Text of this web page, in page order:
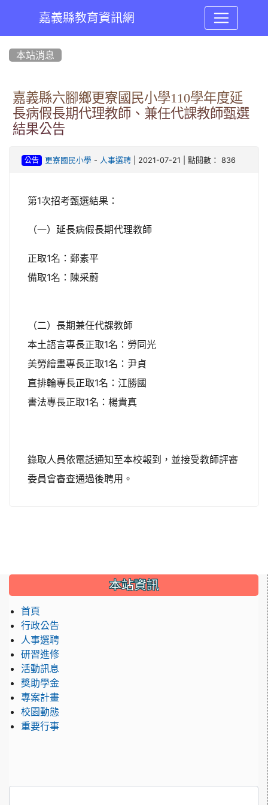
嘉義縣教育資訊網
本站消息
嘉義縣六腳鄉更寮國民小學110學年度延
長病假長期代理教師、兼任代課教師甄選
結果公告
公告 更寮國民小學- 人事選聘| 2021-07-21 | 點閱數： 836
第1次招考甄選結果：
（一）延長病假長期代理教師
正取1名：鄭素平
備取1名：陳采蔚
（二）長期兼任代課教師
本土語言專長正取1名：勞同光
美勞繪畫專長正取1名：尹貞
直排輪專長正取1名：江勝國
書法專長正取1名：楊貴真
錄取人員依電話通知至本校報到，並接受教師評審
委員會審查通過後聘用。
::: 本站資訊
首頁
行政公告
人事選聘
研習進修
活動訊息
獎助學金
專案計畫
校園動態
重要行事